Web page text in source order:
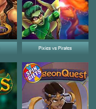
Pixies vs Pirates